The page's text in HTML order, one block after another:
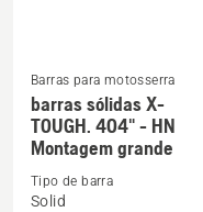
Ver
mais
detalhes
sobre
barras
Barras para motosserra
barras sólidas X-
TOUGH. 404" - HN
Montagem grande
Tipo de barra
Solid